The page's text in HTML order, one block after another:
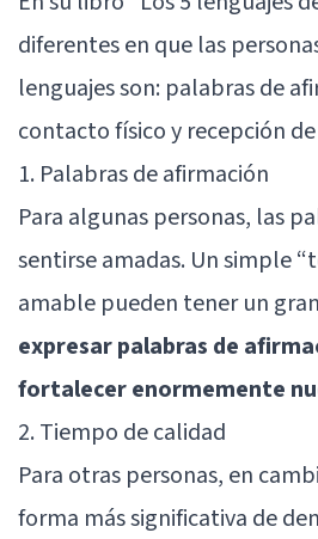
diferentes en que las
lenguajes son: palabras de
contacto físico y recepción
1. Palabras de afirmación
Para algunas personas, las
sentirse amadas. Un simple
amable pueden tener un
expresar palabras de
fortalecer enormemente
2. Tiempo de calidad
Para otras personas, en
forma más significativa de